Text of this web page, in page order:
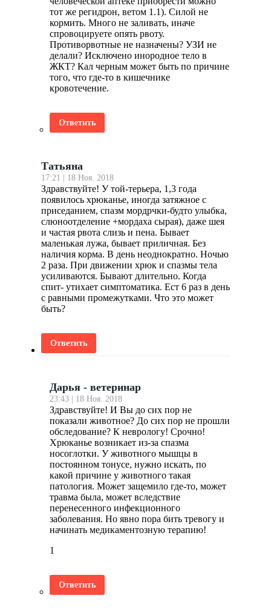
тот же регидрон, ветом 1.1). Силой не
кормить. Много не заливать, иначе
спровоцируете опять рвоту.
Противорвотные не назначены? УЗИ не
делали? Исключено инородное тело в
ЖКТ? Кал черным может быть по причине
того, что где-то в кишечнике
кровотечение.
Ответить
Татьяна
17:21 | 18 Ноя. 2018
Здравствуйте! У той-терьера, 1,3 года
появилось хрюканье, иногда затяжное с
приседанием, спазм мордрчки-будто улыбка,
слюноотделение +мордаха сырая), даже шея
и частая рвота слизь и пена. Бывает
маленькая лужа, бывает приличная. Без
наличия корма. В день неоднократно. Ночью
2 раза. При движении хрюк и спазмы тела
усиливаются. Бывают длительно. Когда
спит- утихает симптоматика. Ест 6 раз в день
с равными промежутками. Что это может
быть?
Ответить
Дарья - ветеринар
23:43 | 18 Ноя. 2018
Здравствуйте! И Вы до сих пор не
показали животное? До сих пор не прошли
обследование? К неврологу! Срочно!
Хрюканье возникает из-за спазма
носоглотки. У животного мышцы в
постоянном тонусе, нужно искать, по
какой причине у животного такая
патология. Может защемило где-то, может
травма была, может вследствие
перенесенного инфекционного
заболевания. Но явно пора бить тревогу и
начинать медикаментозную терапию!
1
Ответить